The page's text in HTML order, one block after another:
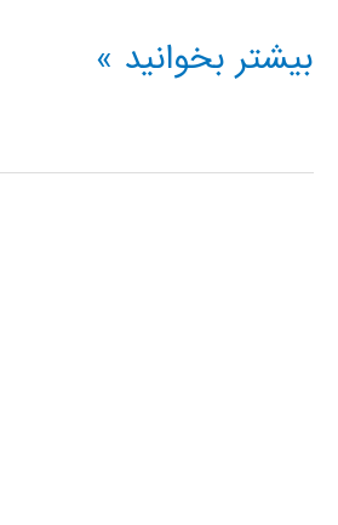
فيلم
فارسي
بیشتر بخوانید »